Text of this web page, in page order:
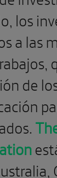
los
a las
de